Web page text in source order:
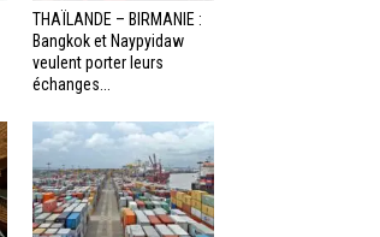
THAÏLANDE – BIRMANIE :
Bangkok et Naypyidaw
veulent porter leurs
échanges...